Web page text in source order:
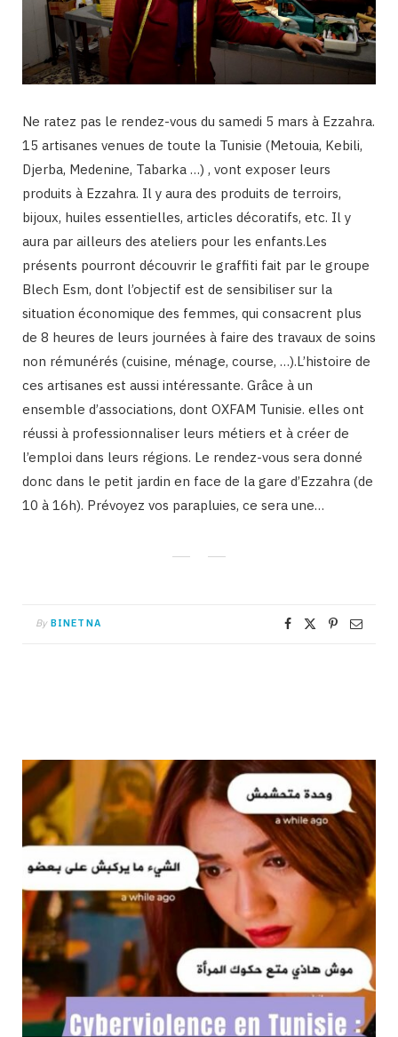
Ne ratez pas le rendez-vous du samedi 5 mars à Ezzahra.
15 artisanes venues de toute la Tunisie (Metouia, Kebili,
Djerba, Medenine, Tabarka …) , vont exposer leurs
produits à Ezzahra. Il y aura des produits de terroirs,
bijoux, huiles essentielles, articles décoratifs, etc. Il y
aura par ailleurs des ateliers pour les enfants.Les
présents pourront découvrir le graffiti fait par le groupe
Blech Esm, dont l’objectif est de sensibiliser sur la
situation économique des femmes, qui consacrent plus
de 8 heures de leurs journées à faire des travaux de soins
non rémunérés (cuisine, ménage, course, …).L’histoire de
ces artisanes est aussi intéressante. Grâce à un
ensemble d’associations, dont OXFAM Tunisie. elles ont
réussi à professionnaliser leurs métiers et à créer de
l’emploi dans leurs régions. Le rendez-vous sera donné
donc dans le petit jardin en face de la gare d’Ezzahra (de
10 à 16h). Prévoyez vos parapluies, ce sera une…
By BINETNA